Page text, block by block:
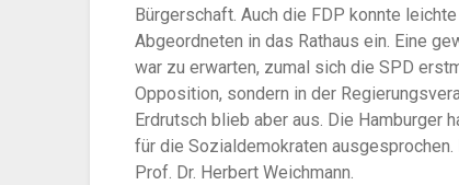
Bürgerschaft. Auch die FDP konnte
Abgeordneten in das Rathaus ein. Eine
war zu erwarten, zumal sich die SPD
Opposition, sondern in der
Erdrutsch blieb aber aus. Die Hamburger
für die Sozialdemokraten
Prof. Dr. Herbert Weichmann.